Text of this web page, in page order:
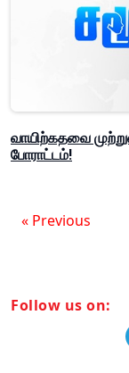
வாயிற்கதவை
போராட்டம்!
« Previous
Follow us on: